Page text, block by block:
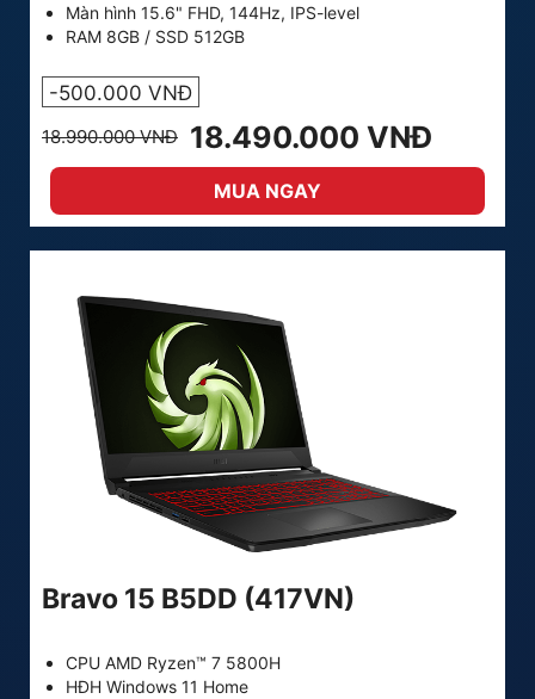
Màn hình 15.6" FHD, 144Hz, IPS-level
RAM 8GB / SSD 512GB
-500.000 VNĐ
18.990.000 VNĐ 18.490.000 VNĐ
MUA NGAY
Bravo 15 B5DD (417VN)
CPU AMD Ryzen™ 7 5800H
HĐH Windows 11 Home